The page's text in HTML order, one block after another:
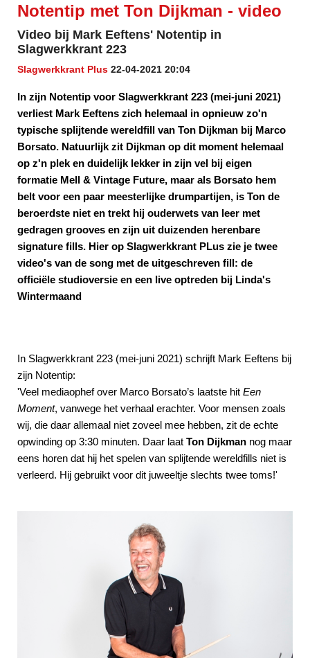
Notentip met Ton Dijkman - video
Video bij Mark Eeftens' Notentip in
Slagwerkkrant 223
Slagwerkkrant Plus 22-04-2021 20:04
In zijn Notentip voor Slagwerkkrant 223 (mei-juni 2021)
verliest Mark Eeftens zich helemaal in opnieuw zo'n
typische splijtende wereldfill van Ton Dijkman bij Marco
Borsato. Natuurlijk zit Dijkman op dit moment helemaal
op z'n plek en duidelijk lekker in zijn vel bij eigen
formatie Mell & Vintage Future, maar als Borsato hem
belt voor een paar meesterlijke drumpartijen, is Ton de
beroerdste niet en trekt hij ouderwets van leer met
gedragen grooves en zijn uit duizenden herenbare
signature fills. Hier op Slagwerkkrant PLus zie je twee
video's van de song met de uitgeschreven fill: de
officiële studioversie en een live optreden bij Linda's
Wintermaand
In Slagwerkkrant 223 (mei-juni 2021) schrijft Mark Eeftens bij
zijn Notentip:
'Veel mediaophef over Marco Borsato’s laatste hit Een
Moment, vanwege het verhaal erachter. Voor mensen zoals
wij, die daar allemaal niet zoveel mee hebben, zit de echte
opwinding op 3:30 minuten. Daar laat Ton Dijkman nog maar
eens horen dat hij het spelen van splijtende wereldfills niet is
verleerd. Hij gebruikt voor dit juweeltje slechts twee toms!'